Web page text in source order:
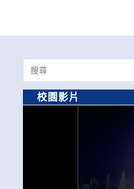
Search
for:
校園影片